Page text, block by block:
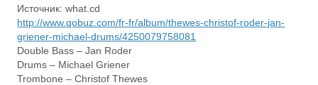
Источник: what.cd
http://www.qobuz.com/fr-fr/album/thewes-christof-roder-jan-
griener-michael-drums/4250079758081
Double Bass – Jan Roder
Drums – Michael Griener
Trombone – Christof Thewes